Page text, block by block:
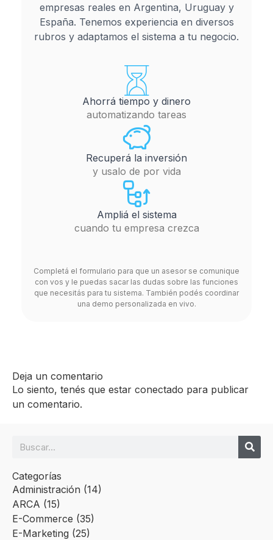
empresas reales en Argentina, Uruguay y
España. Tenemos experiencia en diversos
rubros y adaptamos el sistema a tu negocio.
Ahorrá tiempo y dinero
automatizando tareas
Recuperá la inversión
y usalo de por vida
Ampliá el sistema
cuando tu empresa crezca
Completá el formulario para que un asesor se comunique
con vos y le puedas sacar las dudas sobre las funciones
que necesitás para tu sistema. También podés coordinar
una demo personalizada en vivo.
Deja un comentario
Lo siento, tenés que estar conectado para publicar
un comentario.
Categorías
Administración (14)
ARCA (15)
E-Commerce (35)
E-Marketing (25)